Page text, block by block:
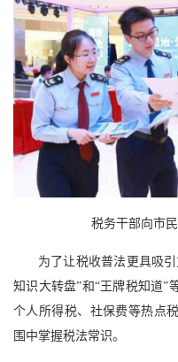
税务干部向市
为了让税收普法更具吸
知识大转盘”和“王牌税知道”
个人所得税、社保费等热点
围中掌握税法常识。